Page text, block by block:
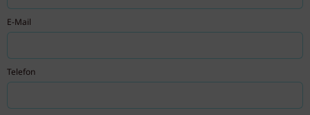
E-Mail
Telefon